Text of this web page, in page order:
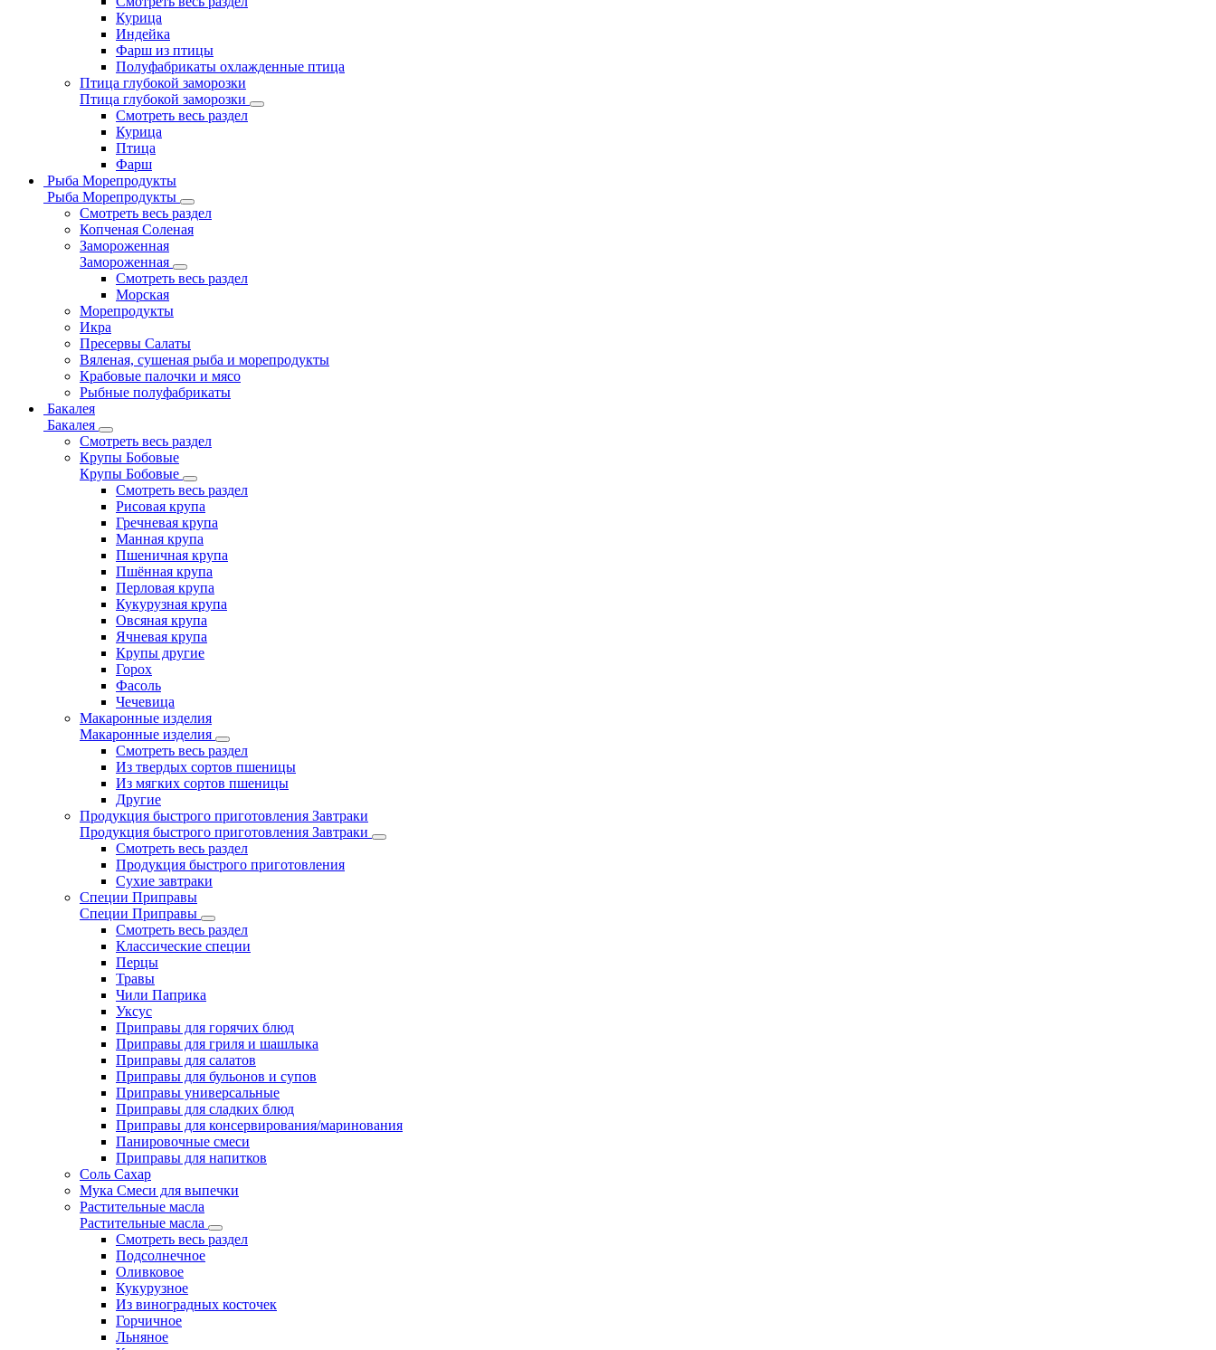
Курица
Индейка
Фарш из птицы
Полуфабрикаты охлажденные птица
Птица глубокой заморозки
Птица глубокой заморозки
Смотреть весь раздел
Курица
Птица
Фарш
Рыба Морепродукты
Рыба Морепродукты
Смотреть весь раздел
Копченая Соленая
Замороженная
Замороженная
Смотреть весь раздел
Морская
Морепродукты
Икра
Пресервы Салаты
Вяленая, сушеная рыба и морепродукты
Крабовые палочки и мясо
Рыбные полуфабрикаты
Бакалея
Бакалея
Смотреть весь раздел
Крупы Бобовые
Крупы Бобовые
Смотреть весь раздел
Рисовая крупа
Гречневая крупа
Манная крупа
Пшеничная крупа
Пшённая крупа
Перловая крупа
Кукурузная крупа
Овсяная крупа
Ячневая крупа
Крупы другие
Горох
Фасоль
Чечевица
Макаронные изделия
Макаронные изделия
Смотреть весь раздел
Из твердых сортов пшеницы
Из мягких сортов пшеницы
Другие
Продукция быстрого приготовления Завтраки
Продукция быстрого приготовления Завтраки
Смотреть весь раздел
Продукция быстрого приготовления
Сухие завтраки
Специи Приправы
Специи Приправы
Смотреть весь раздел
Классические специи
Перцы
Травы
Чили Паприка
Уксус
Приправы для горячих блюд
Приправы для гриля и шашлыка
Приправы для салатов
Приправы для бульонов и супов
Приправы универсальные
Приправы для сладких блюд
Приправы для консервирования/маринования
Панировочные смеси
Приправы для напитков
Соль Сахар
Мука Смеси для выпечки
Растительные масла
Растительные масла
Смотреть весь раздел
Подсолнечное
Оливковое
Кукурузное
Из виноградных косточек
Горчичное
Льняное